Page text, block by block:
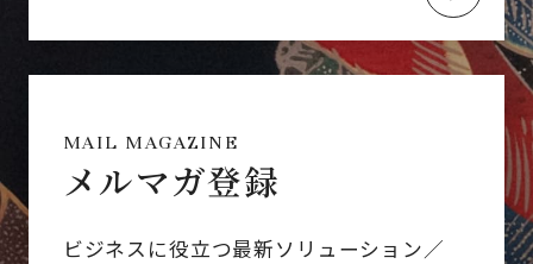
MAIL MAGAZINE
メルマガ登録
ビジネスに役立つ最新ソリューション／